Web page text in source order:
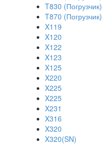
T830 (Погрузчик)
T870 (Погрузчик)
X119
X120
X122
X123
X125
X220
X225
X225
X231
X316
X320
X320(SN)